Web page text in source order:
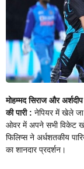
मोहम्मद सिराज और
की पारी : नेपियर में खेले
ओवर में अपने सभी विकेट
फिलिप्स ने अर्धशतकीय
का शानदार प्रदर्शन।